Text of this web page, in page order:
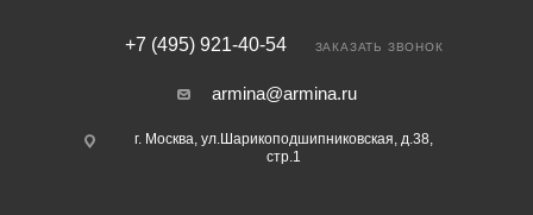
+7 (495) 921-40-54 ЗАКАЗАТЬ ЗВОНОК
armina@armina.ru
г. Москва, ул.Шарикоподшипниковская, д.38,
стр.1